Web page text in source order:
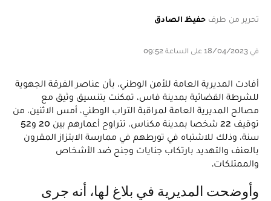
تحرير من طرف حفيظ الصادق
في 18/04/2023 على الساعة 09:52
أفادت المديرية العامة للأمن الوطني، بأن عناصر الفرقة الجهوية
للشرطة القضائية بمدينة فاس، تمكنت بتنسيق وثيق مع
مصالح المديرية العامة لمراقبة التراب الوطني، أمس الاثنين، من
توقيف 22 شخصا بمدينة مكناس، تتراوح أعمارهم بين 20 و52
سنة، وذلك للاشتباه في تورطهم في ممارسة الابتزاز المقرون
بالعنف والتهديد بارتكاب جنايات وجنح ضد الأشخاص
والممتلكات.
وأوضحت المديرية في بلاغ لها، أنه جرى